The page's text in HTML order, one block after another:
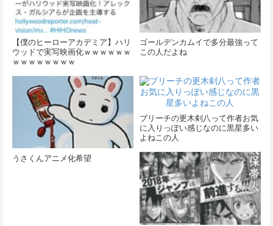
【僕のヒーローアカデミア】ハリ
ウッドで実写映画化ｗｗｗｗｗｗ
ｗｗｗｗｗｗｗｗ
ゴールデンカムイで多分最強って
この人だよね
うさくんアニメ化希望
ブリーチの更木剣八って作者お気
に入りっぽい感じなのに黒星多い
よねこの人